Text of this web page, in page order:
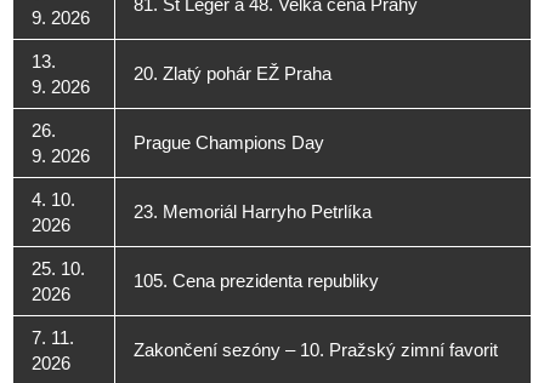
9. 2026
13.
9. 2026
20. Zlatý pohár EŽ Praha
26.
9. 2026
Prague Champions Day
4. 10.
2026
23. Memoriál Harryho Petrlíka
25. 10.
2026
105. Cena prezidenta republiky
7. 11.
2026
Zakončení sezóny – 10. Pražský zimní favorit